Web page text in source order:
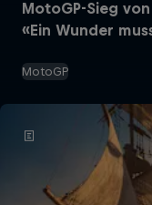
MotoGP-Sieg
«Ein Wunder
MotoGP